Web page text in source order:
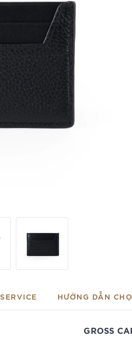
HƯỚNG DẪN
GROSS